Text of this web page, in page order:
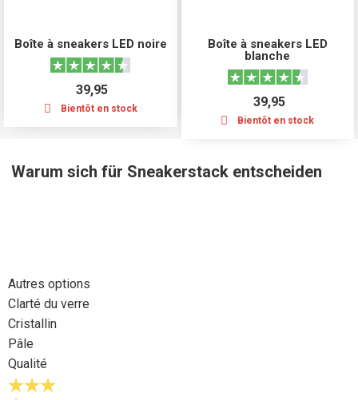
Boîte à sneakers LED noire
39,95
Bientôt en stock
Boîte à sneakers LED
blanche
39,95
Bientôt en stock
Warum sich für Sneakerstack entscheiden
Autres options
Clarté du verre
Cristallin
Pâle
Qualité